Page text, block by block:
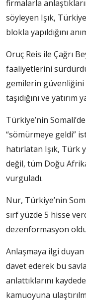
firmalarla
söyleyen Işık,
blokla yapıldığını
Oruç Reis ile Çağrı
faaliyetlerini
gemilerin güvenliğini
taşıdığını ve yatırım
Türkiye’nin
“sömürmeye geldi”
hatırlatan Işık, Türk
değil, tüm Doğu
vurguladı.
Nur, Türkiye’nin
sırf yüzde 5 hisse
dezenformasyon
Anlaşmaya ilgi duyan
davet ederek bu
anlattıklarını
kamuoyuna